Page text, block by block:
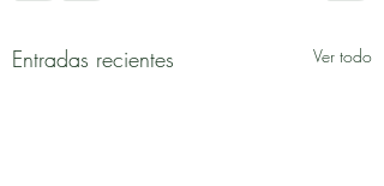
Entradas recientes Ver todo